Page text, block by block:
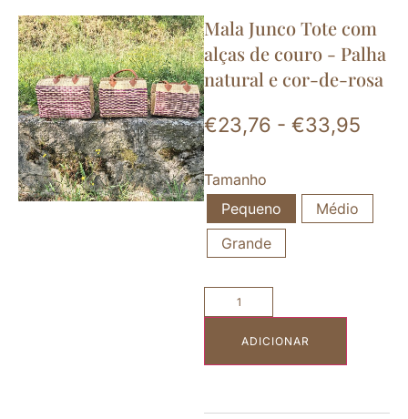
Mala Junco Tote com
alças de couro - Palha
natural e cor-de-rosa
€23,76 - €33,95
Tamanho
Pequeno
Médio
Grande
ADICIONAR